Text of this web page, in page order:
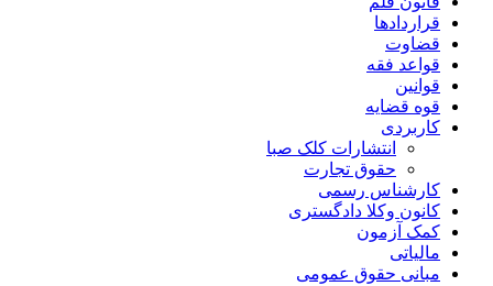
قراردادها
قضاوت
قواعد فقه
قوانین
قوه قضایه
کاربردی
انتشارات کلک صبا
حقوق تجارت
کارشناس رسمی
کانون وکلا دادگستری
کمک آزمون
مالیاتی
مبانی حقوق عمومی